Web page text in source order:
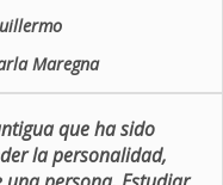
Maregna
que ha sido
la personalidad,